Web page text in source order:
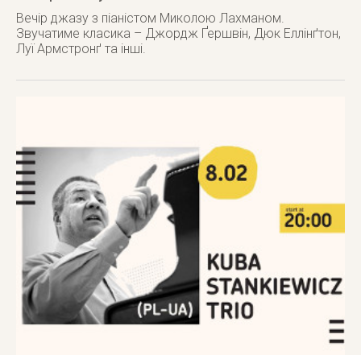
Вечір джазу з піаністом Миколою Лахманом.
Звучатиме класика – Джордж Ґершвін, Дюк Еллінґтон,
Луї Армстронґ та інші.